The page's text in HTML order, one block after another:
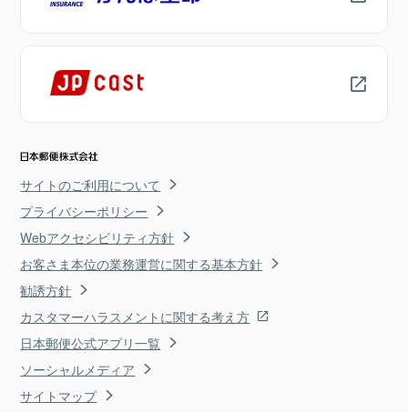
サイトのご利用について
プライバシーポリシー
Webアクセシビリティ方針
お客さま本位の業務運営に関する基本方針
勧誘方針
カスタマーハラスメントに関する考え方
日本郵便公式アプリ一覧
ソーシャルメディア
サイトマップ